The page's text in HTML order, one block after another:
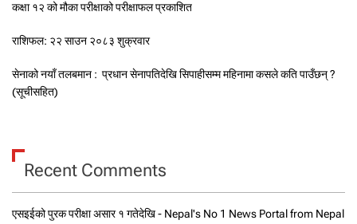
कक्षा १२ को मौका परीक्षाको परीक्षाफल प्रकाशित
राशिफल: २२ साउन २०८३ शुक्रवार
सेनाको नयाँ तलबमान : प्रधान सेनापतिदेखि सिपाहीसम्म महिनामा कसले कति पाउँछन् ?
(सूचीसहित)
Recent Comments
एसइईको पुरक परीक्षा असार १ गतेदेखि - Nepal's No 1 News Portal from Nepal